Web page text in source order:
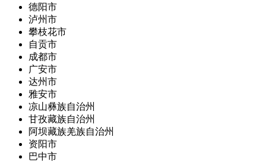
德阳市
泸州市
攀枝花市
自贡市
成都市
广安市
达州市
雅安市
凉山彝族自治州
甘孜藏族自治州
阿坝藏族羌族自治州
资阳市
巴中市